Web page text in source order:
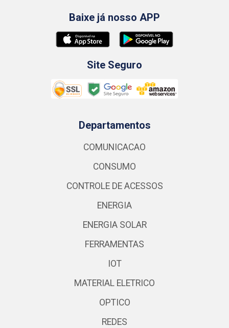
Baixe já nosso APP
Site Seguro
Departamentos
COMUNICACAO
CONSUMO
CONTROLE DE ACESSOS
ENERGIA
ENERGIA SOLAR
FERRAMENTAS
IOT
MATERIAL ELETRICO
OPTICO
REDES